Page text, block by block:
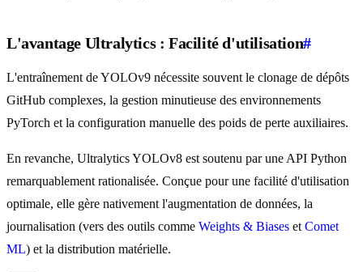
L'avantage Ultralytics : Facilité d'utilisation#
L'entraînement de YOLOv9 nécessite souvent le clonage de dépôts
GitHub complexes, la gestion minutieuse des environnements
PyTorch et la configuration manuelle des poids de perte auxiliaires.
En revanche, Ultralytics YOLOv8 est soutenu par une API Python
remarquablement rationalisée. Conçue pour une facilité d'utilisation
optimale, elle gère nativement l'augmentation de données, la
journalisation (vers des outils comme Weights & Biases et Comet
ML) et la distribution matérielle.